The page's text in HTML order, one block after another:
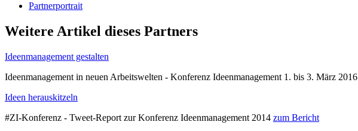
Partnerportrait
Weitere Artikel dieses Partners
Ideenmanagement gestalten
Ideenmanagement in neuen Arbeitswelten - Konferenz Ideenmanagement 1. bis 3. März 2016
Ideen herauskitzeln
#ZI-Konferenz - Tweet-Report zur Konferenz Ideenmanagement 2014 zum Bericht